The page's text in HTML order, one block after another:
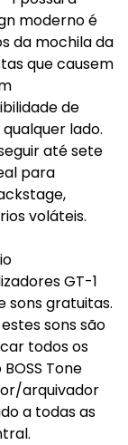
moderno é
da mochila da
que causem
de
lado.
até sete
para
voláteis.
GT-1
sons gratuitas.
sons são
todos os
Tone
arquivador
a todas as